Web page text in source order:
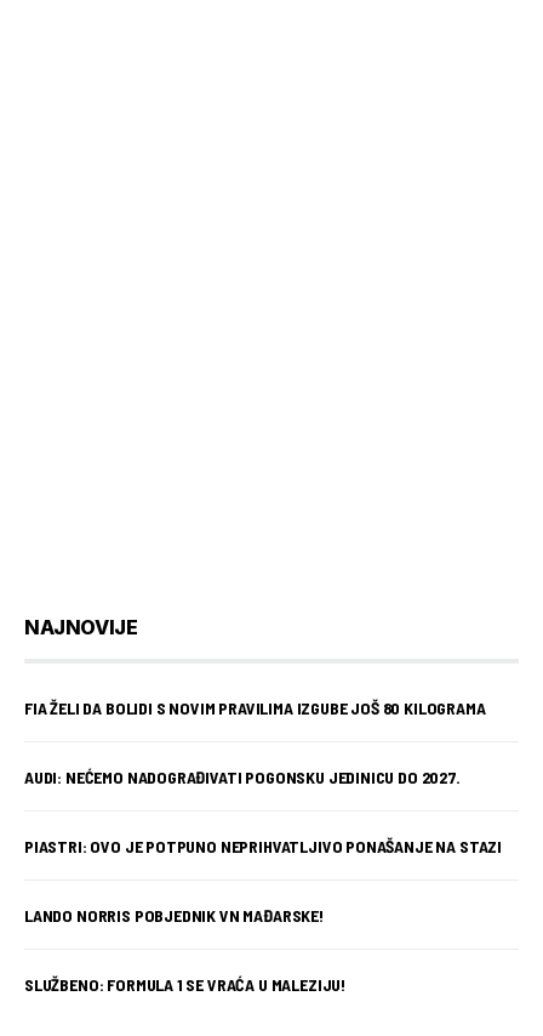
NAJNOVIJE
FIA ŽELI DA BOLIDI S NOVIM PRAVILIMA IZGUBE JOŠ 80 KILOGRAMA
AUDI: NEĆEMO NADOGRAĐIVATI POGONSKU JEDINICU DO 2027.
PIASTRI: OVO JE POTPUNO NEPRIHVATLJIVO PONAŠANJE NA STAZI
LANDO NORRIS POBJEDNIK VN MAĐARSKE!
SLUŽBENO: FORMULA 1 SE VRAĆA U MALEZIJU!